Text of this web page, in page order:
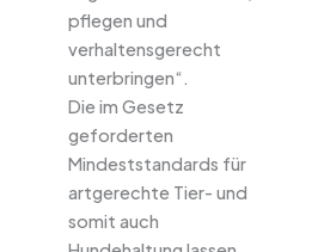
pflegen und
verhaltensgerecht
unterbringen“.
Die im Gesetz
geforderten
Mindeststandards für
artgerechte Tier- und
somit auch